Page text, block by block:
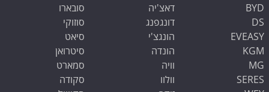
BYD
DS
EVEASY
KGM
MG
SERES
דאצ'יה
דונגפנג
הונגצ'י
הונדה
וויה
וולוו
סובארו
סוזוקי
סיאט
סיטרואן
סמארט
סקודה